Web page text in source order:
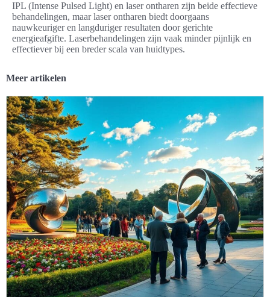
IPL (Intense Pulsed Light) en laser ontharen zijn beide effectieve
behandelingen, maar laser ontharen biedt doorgaans
nauwkeuriger en langduriger resultaten door gerichte
energieafgifte. Laserbehandelingen zijn vaak minder pijnlijk en
effectiever bij een breder scala van huidtypes.
Meer artikelen